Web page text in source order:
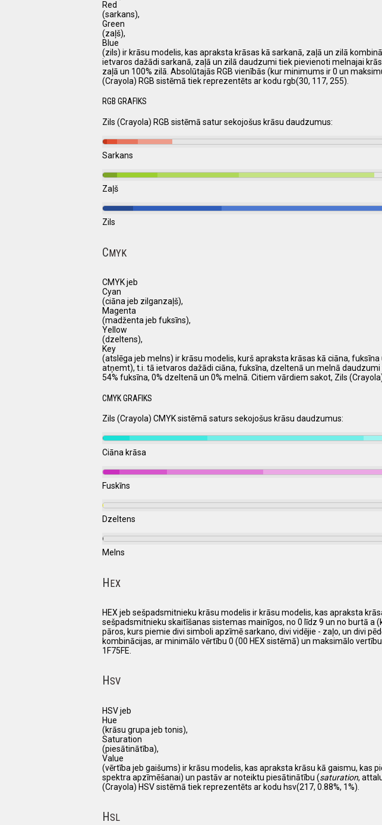
Red
(sarkans),
Green
(zaļš),
Blue
(zils) ir krāsu modelis, kas apraksta krāsas kā sarkanā, zaļā un zilā
ietvaros dažādi sarkanā, zaļā un zilā daudzumi tiek pievienoti melnajai
zaļā un 100% zilā. Absolūtajās RGB vienībās (kur minimums ir 0 un
(Crayola) RGB sistēmā tiek reprezentēts ar kodu rgb(30, 117, 255).
RGB GRAFIKS
Zils (Crayola) RGB sistēmā satur sekojošus krāsu daudzumus:
Sarkans
Zaļš
Zils
CMYK
CMYK jeb
Cyan
(ciāna jeb zilganzaļš),
Magenta
(madženta jeb fuksīns),
Yellow
(dzeltens),
Key
(atslēga jeb melns) ir krāsu modelis, kurš apraksta krāsas kā ciāna,
atņemt), t.i. tā ietvaros dažādi ciāna, fuksīna, dzeltenā un melnā
54% fuksīna, 0% dzeltenā un 0% melnā. Citiem vārdiem sakot, Zils
CMYK GRAFIKS
Zils (Crayola) CMYK sistēmā saturs sekojošus krāsu daudzumus:
Ciāna krāsa
Fuskīns
Dzeltens
Melns
HEX
HEX jeb sešpadsmitnieku krāsu modelis ir krāsu modelis, kas apraksta
sešpadsmitnieku skaitīšanas sistemas mainīgos, no 0 līdz 9 un no burtā a
pāros, kurs piemie divi simboli apzīmē sarkano, divi vidējie - zaļo, un divi
kombinācijas, ar minimālo vērtību 0 (00 HEX sistēmā) un maksimālo
1F75FE.
HSV
HSV jeb
Hue
(krāsu grupa jeb tonis),
Saturation
(piesātinātība),
Value
(vērtība jeb gaišums) ir krāsu modelis, kas apraksta krāsu kā gaismu, kas
spektra apzīmēšanai) un pastāv ar noteiktu piesātinātību (saturation,
(Crayola) HSV sistēmā tiek reprezentēts ar kodu hsv(217, 0.88%, 1%).
HSL